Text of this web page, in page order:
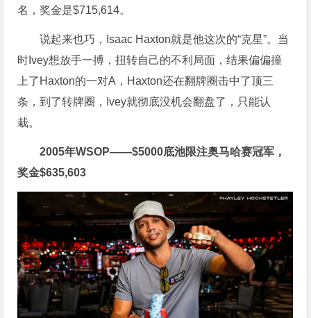
名，奖金是$715,614。
说起来也巧，Isaac Haxton就是他这次的“克星”。当
时Ivey想放手一搏，扭转自己的不利局面，结果偏偏撞
上了Haxton的一对A，Haxton还在翻牌圈击中了顶三
条，到了转牌圈，Ivey就彻底没机会翻盘了，只能认
栽。
2005年WSOP——$5000底池限注奥马哈赛冠军，
奖金$635,603